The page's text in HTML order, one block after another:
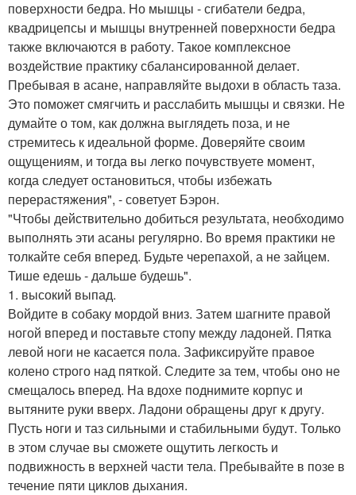
поверхности бедра. Но мышцы - сгибатели бедра,
квадрицепсы и мышцы внутренней поверхности бедра
также включаются в работу. Такое комплексное
воздействие практику сбалансированной делает.
Пребывая в асане, направляйте выдохи в область таза.
Это поможет смягчить и расслабить мышцы и связки. Не
думайте о том, как должна выглядеть поза, и не
стремитесь к идеальной форме. Доверяйте своим
ощущениям, и тогда вы легко почувствуете момент,
когда следует остановиться, чтобы избежать
перерастяжения", - советует Бэрон.
"Чтобы действительно добиться результата, необходимо
выполнять эти асаны регулярно. Во время практики не
толкайте себя вперед. Будьте черепахой, а не зайцем.
Тише едешь - дальше будешь".
1. высокий выпад.
Войдите в собаку мордой вниз. Затем шагните правой
ногой вперед и поставьте стопу между ладоней. Пятка
левой ноги не касается пола. Зафиксируйте правое
колено строго над пяткой. Следите за тем, чтобы оно не
смещалось вперед. На вдохе поднимите корпус и
вытяните руки вверх. Ладони обращены друг к другу.
Пусть ноги и таз сильными и стабильными будут. Только
в этом случае вы сможете ощутить легкость и
подвижность в верхней части тела. Пребывайте в позе в
течение пяти циклов дыхания.